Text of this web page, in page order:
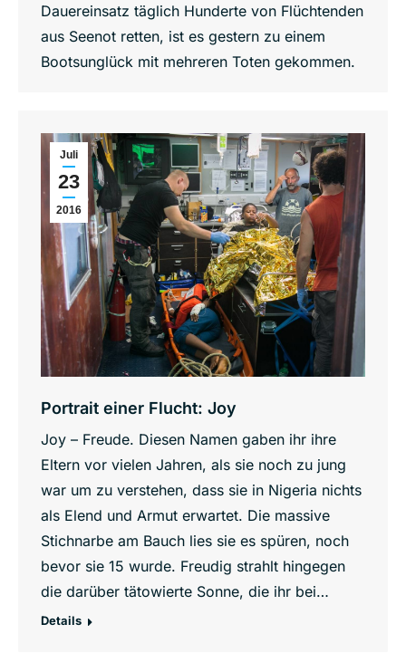
Dauereinsatz täglich Hunderte von Flüchtenden
aus Seenot retten, ist es gestern zu einem
Bootsunglück mit mehreren Toten gekommen.
Juli
23
2016
Portrait einer Flucht: Joy
Joy – Freude. Diesen Namen gaben ihr ihre
Eltern vor vielen Jahren, als sie noch zu jung
war um zu verstehen, dass sie in Nigeria nichts
als Elend und Armut erwartet. Die massive
Stichnarbe am Bauch lies sie es spüren, noch
bevor sie 15 wurde. Freudig strahlt hingegen
die darüber tätowierte Sonne, die ihr bei…
Details